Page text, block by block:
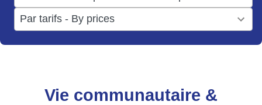
result
available
Par tarifs - By prices
results
available
Vie communautaire &